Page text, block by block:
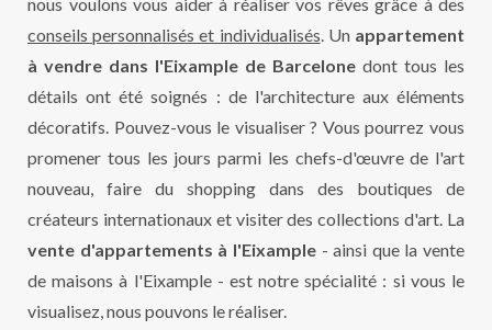
conseils personnalisés et individualisés. Un appartement
à vendre dans l'Eixample de Barcelone dont tous les
détails ont été soignés : de l'architecture aux éléments
décoratifs. Pouvez-vous le visualiser ? Vous pourrez vous
promener tous les jours parmi les chefs-d'œuvre de l'art
nouveau, faire du shopping dans des boutiques de
créateurs internationaux et visiter des collections d'art. La
vente d'appartements à l'Eixample- ainsi que la vente
de maisons à l'Eixample - est notre spécialité : si vous le
visualisez, nous pouvons le réaliser.